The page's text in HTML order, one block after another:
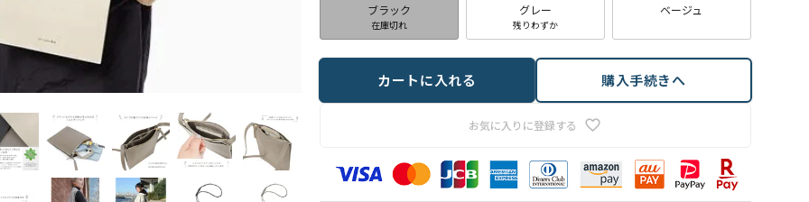
ブラック
在庫切れ
グレー
残りわずか
ベージュ
お気に入りに登録する
カートに入れる 購入手続きへ